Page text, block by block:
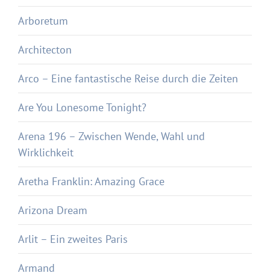
Arboretum
Architecton
Arco – Eine fantastische Reise durch die Zeiten
Are You Lonesome Tonight?
Arena 196 – Zwischen Wende, Wahl und
Wirklichkeit
Aretha Franklin: Amazing Grace
Arizona Dream
Arlit – Ein zweites Paris
Armand